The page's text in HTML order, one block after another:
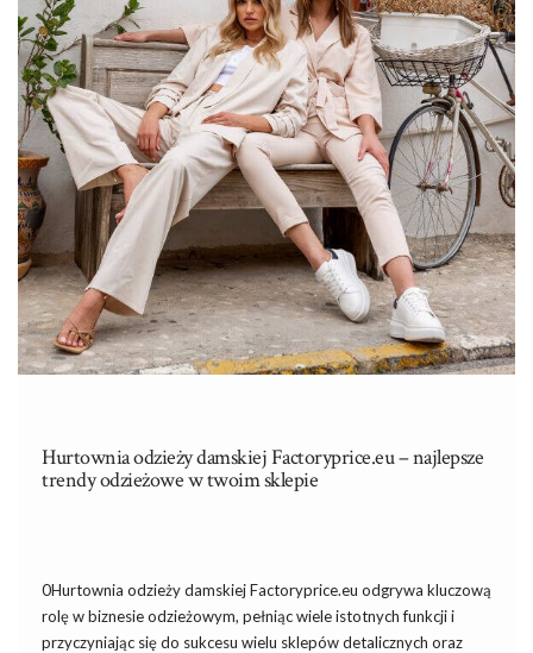
Hurtownia odzieży damskiej Factoryprice.eu – najlepsze
trendy odzieżowe w twoim sklepie
0Hurtownia odzieży damskiej Factoryprice.eu odgrywa kluczową
rolę w biznesie odzieżowym, pełniąc wiele istotnych funkcji i
przyczyniając się do sukcesu wielu sklepów detalicznych oraz